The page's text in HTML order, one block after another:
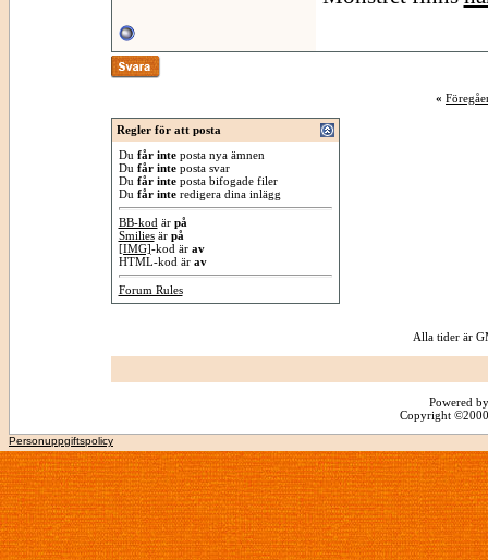
«
Regler för att posta
Du får inteposta nya ämnen
Du får inteposta svar
Du får inteposta bifogade filer
Du får interedigera dina inlägg
BB-kod är på
Smiliesär på
[IMG]-kod är av
HTML-kod är av
Forum Rules
Alla tider är
Powered
Copyright
Personuppgiftspolicy